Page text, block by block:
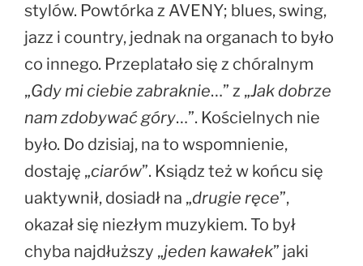
stylów. Powtórka z AVENY; blues, swing,
jazz i country, jednak na organach to było
co innego. Przeplatało się z chóralnym
„Gdy mi ciebie zabraknie…” z „Jak dobrze
nam zdobywać góry…”. Kościelnych nie
było. Do dzisiaj, na to wspomnienie,
dostaję „ciarów”. Ksiądz też w końcu się
uaktywnił, dosiadł na „drugie ręce”,
okazał się niezłym muzykiem. To był
chyba najdłuższy „jeden kawałek” jaki